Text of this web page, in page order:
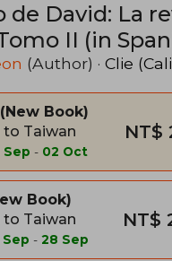
de David: La
II (in
(Author) · Clie
New Book
Taiwan
Sep - 02 Oct
NT$
Book
Taiwan
Sep - 28 Sep
NT$